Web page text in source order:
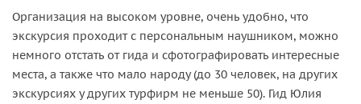
Организация на высоком уровне, очень удобно, что
экскурсия проходит с персональным наушником, можно
немного отстать от гида и сфотографировать интересные
места, а также что мало народу (до 30 человек, на других
экскурсиях у других турфирм не меньше 50). Гид Юлия